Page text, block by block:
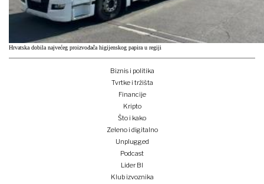
Hrvatska dobila najvećeg proizvođača higijenskog papira u regiji
Biznis i politika
Tvrtke i tržišta
Financije
Kripto
Što i kako
Zeleno i digitalno
Unplugged
Podcast
Lider BI
Klub izvoznika